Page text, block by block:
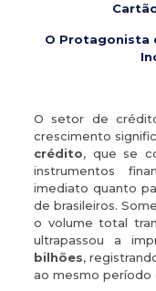
O Protagonista
O setor de
crescimento
crédito, que se
instrumentos
imediato quanto
de brasileiros.
o volume total
ultrapassou a
bilhões,
ao mesmo período